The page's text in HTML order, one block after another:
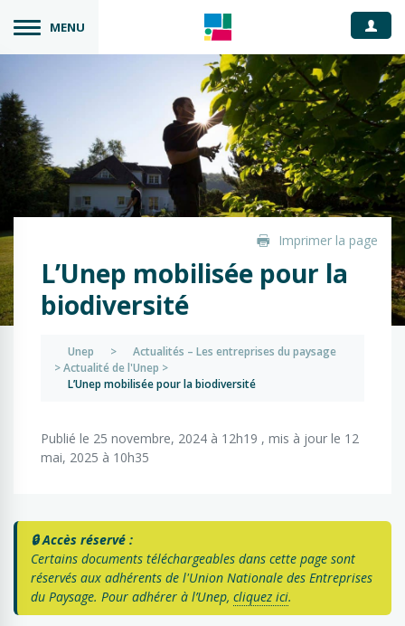
MENU
Imprimer la page
L’Unep mobilisée pour la
biodiversité
Unep >
Actualités – Les entreprises du paysage
>Actualité de l'Unep >
L’Unep mobilisée pour la biodiversité
Publié le 25 novembre, 2024 à 12h19 , mis à jour le 12
mai, 2025 à 10h35
🔒 Accès réservé :
Certains documents téléchargeables dans cette page sont
réservés aux adhérents de l'Union Nationale des Entreprises
du Paysage. Pour adhérer à l’Unep, cliquez ici.